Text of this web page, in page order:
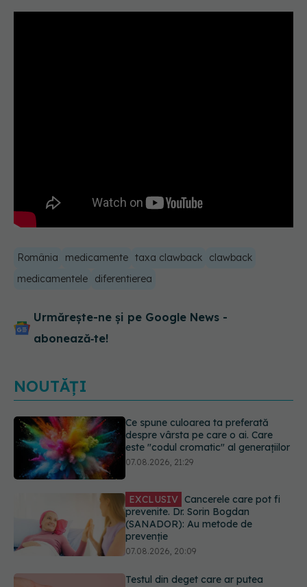
România medicamente taxa clawback
clawback
medicamentele
diferentierea
Urmărește-ne și pe Google News -
abonează‑te!
NOUTĂȚI
EXCLUSIV Cancerele care pot fi
prevenite. Dr. Sorin Bogdan
(SANADOR): Au metode de
Testul din deget care ar putea
indica riscul pentru 8 boli majore
07.08.2026, 18:34